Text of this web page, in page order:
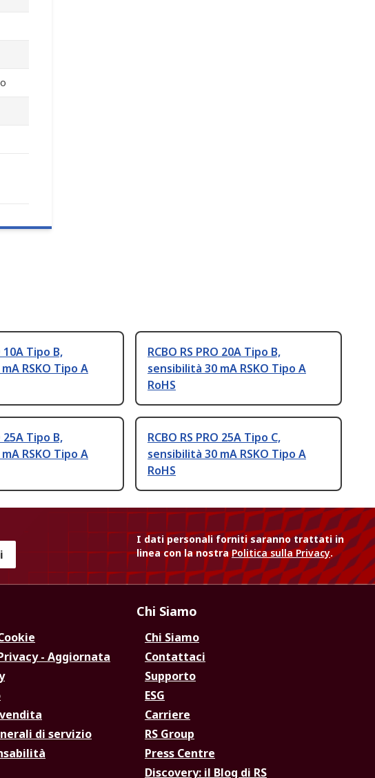
10A Tipo B,
RSKO Tipo A
RCBO RS PRO 20A Tipo B,
sensibilità 30 mA RSKO Tipo A
RoHS
25A Tipo B,
RSKO Tipo A
RCBO RS PRO 25A Tipo C,
sensibilità 30 mA RSKO Tipo A
RoHS
I dati personali forniti saranno trattati in
linea con la nostraPolitica sulla Privacy.
- Aggiornata
di servizio
Chi Siamo
Chi Siamo
Contattaci
Supporto
ESG
Carriere
RS Group
Press Centre
Discovery: il Blog di RS